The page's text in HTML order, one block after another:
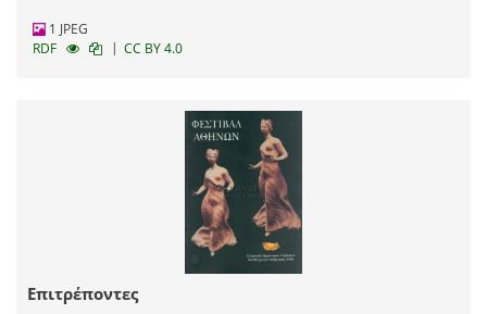
1 JPEG
RDF
| CC BY 4.0
Επιτρέποντες